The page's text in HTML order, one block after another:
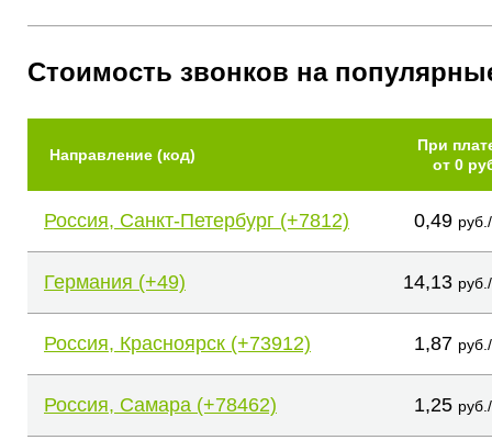
Стоимость звонков на
Направление (код)
При
от 0
Россия, Санкт-Петербург (+7812) 0,49
Германия (+49) 14,13
Россия, Красноярск (+73912) 1,87
Россия, Самара (+78462) 1,25